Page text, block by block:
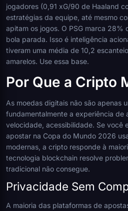
jogadores (0,91 xG/90 de Haaland
estratégias da equipe, até mesmo
apitam os jogos. O PSG marca 28%
bola parada. Isso é inteligência
tiveram uma média de 10,2
amarelos. Use essa base.
Por Que a Cripto
As moedas digitais não são apenas
fundamentalmente a experiência de
velocidade, acessibilidade. Se você
apostar na Copa do Mundo 2026
modernas, a cripto responde à
tecnologia blockchain resolve
tradicional não consegue.
Privacidade Sem
A maioria das plataformas de